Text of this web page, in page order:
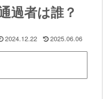
過者は誰？
2024.12.22 2025.06.06